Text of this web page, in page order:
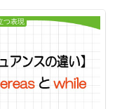
つ表現